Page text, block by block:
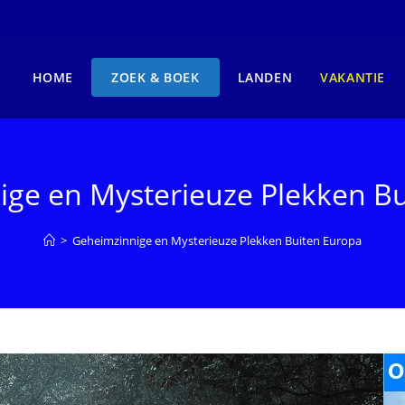
HOME ZOEK & BOEK LANDEN VAKANTIE
en Mysterieuze Plekken
> Geheimzinnige en Mysterieuze Plekken Buiten Europa